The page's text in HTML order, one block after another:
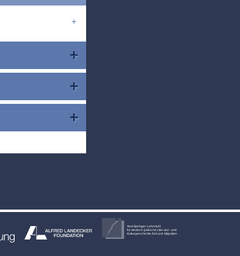
Axel Springer-Lehrstuhl
für deutsch-jüdische Literatur- und
Kulturgeschichte, Exil und Migration